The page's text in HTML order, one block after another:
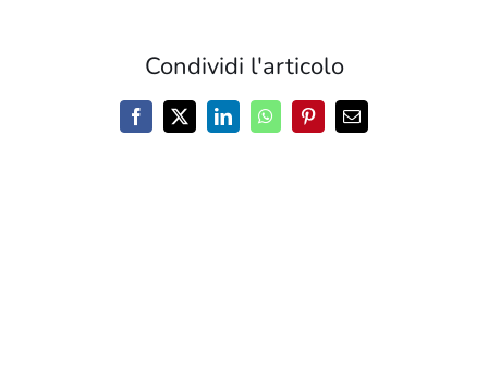
Condividi l'articolo
Facebook
X LinkedInWhatsAppPinterestEmail